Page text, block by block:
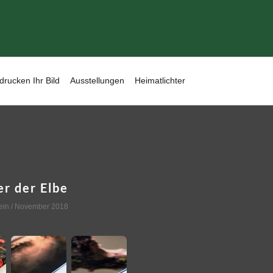
Ihr Bild Ausstellungen Heimatlichter
der Elbe
/ November 2018